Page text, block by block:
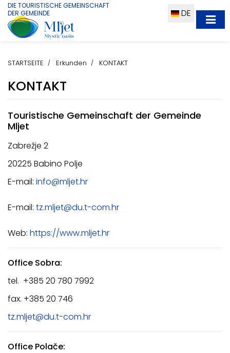
DIE TOURISTISCHE GEMEINSCHAFT
DER GEMEINDE
DE
STARTSEITE Erkunden KONTAKT
KONTAKT
Touristische Gemeinschaft der Gemeinde
Mljet
Zabrežje 2
20225 Babino Polje
E-mail: info@mljet.hr
E-mail: tz.mljet@du.t-com.hr
Web: https://www.mljet.hr
Office Sobra:
tel. +385 20 780 7992
fax. +385 20 746
tz.mljet@du.t-com.hr
Office Polače: